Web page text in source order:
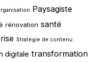
Paysagiste
rénovation santé
Stratégie de contenu
digitale transformation